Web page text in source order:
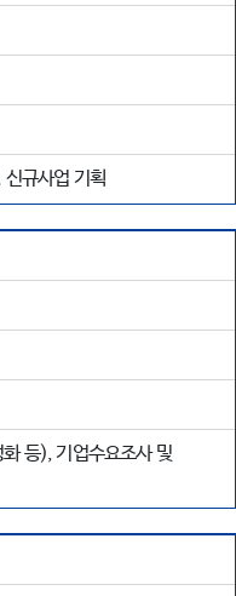
규사업 기획
등), 기업수요조사 및